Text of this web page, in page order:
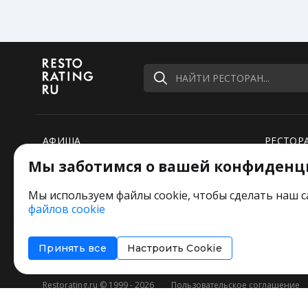
НАЙТИ РЕСТОРАН...
АФИША
РЕЙТИНГИ
РЕДАКЦИЯ ШУТИТ
Restorating.ru © 1999 - 2026 Пользовательское соглашение
Мы заботимся о вашей
Мы используем файлы cookie, чтобы сделать наш
файлов cookie
Принять все Настроить Cookie